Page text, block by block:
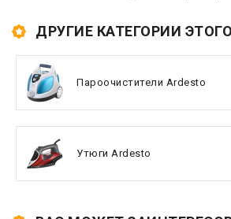
ДРУГИЕ КАТЕГОРИИ
Пароочистители Ardesto
Утюги Ardesto